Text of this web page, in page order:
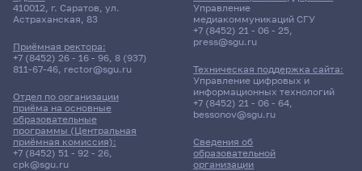
410012, г. Саратов, ул.
Астраханская, 83
Приёмная ректора:
+7 (8452) 26 - 16 - 96, 8 (937)
811-67-46, rector@sgu.ru
Отдел по организации
приёма на основные
образовательные
программы (Центральная
приёмная комиссия):
+7 (8452) 51 - 92 - 26,
cpk@sgu.ru
Сведения об
образовательной
организации
Управление
медиакоммуникаций СГУ
+7 (8452) 21 - 06 - 25,
press@sgu.ru
Техническая поддержка сайта:
Управление цифровых и
информационных технологий
+7 (8452) 21 - 06 - 64,
bessonov@sgu.ru